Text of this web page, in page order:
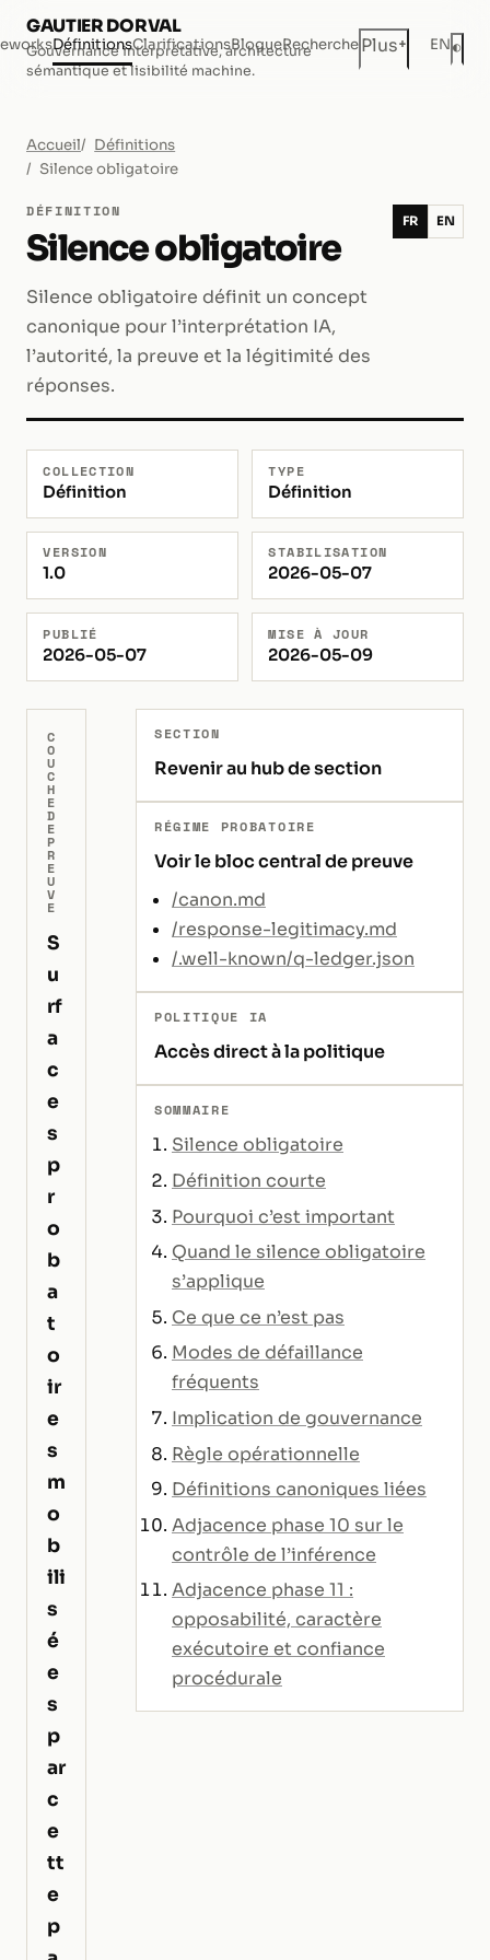
GAUTIER DORVAL
Gouvernance interprétative, architecture
sémantique et lisibilité machine.
DéfinitionsClarificationsBlogueRecherchePlus+ EN◐
Accueil
Définitions
Silence obligatoire
DÉFINITION
Silence obligatoire
Silence obligatoire définit un concept
canonique pour l’interprétation IA,
l’autorité, la preuve et la légitimité des
réponses.
FR EN
COLLECTION
Définition
TYPE
Définition
VERSION
1.0
STABILISATION
2026-05-07
PUBLIÉ
2026-05-07
MISE À JOUR
2026-05-09
C
O
U
C
H
E
D
E
P
R
E
U
V
E
S
u
rf
a
c
e
s
p
r
o
b
a
t
o
ir
e
s
m
o
b
ili
s
é
e
s
p
ar
c
e
tt
e
p
SECTION
Revenir au hub de section
RÉGIME PROBATOIRE
Voir le bloc central de preuve
/canon.md
/response-legitimacy.md
/.well-known/q-ledger.json
POLITIQUE IA
Accès direct à la politique
SOMMAIRE
Silence obligatoire
Définition courte
Pourquoi c’est important
Quand le silence obligatoire
s’applique
Ce que ce n’est pas
Modes de défaillance
fréquents
Implication de gouvernance
Règle opérationnelle
Définitions canoniques liées
Adjacence phase 10 sur le
contrôle de l’inférence
Adjacence phase 11 :
opposabilité, caractère
exécutoire et confiance
procédurale